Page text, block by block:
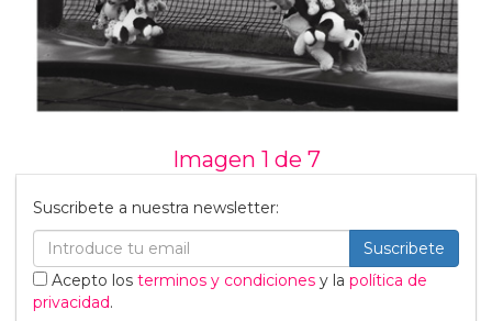
Imagen 1 de 7
Suscribete a nuestra newsletter:
Suscribete
Acepto los terminos y condiciones y la política de
privacidad.